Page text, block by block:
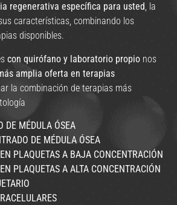
regenerativa específica para usted, la
características, combinando los
disponibles.
con quirófano y laboratorio propio nos
amplia oferta en terapias
la combinación de terapias más
DE MÉDULA ÓSEA
DE MÉDULA ÓSEA
PLAQUETAS A BAJA CONCENTRACIÓN
PLAQUETAS A ALTA CONCENTRACIÓN